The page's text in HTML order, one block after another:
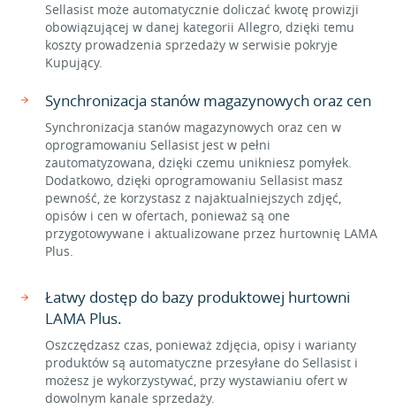
Sellasist może automatycznie doliczać kwotę prowizji
obowiązującej w danej kategorii Allegro, dzięki temu
koszty prowadzenia sprzedaży w serwisie pokryje
Kupujący.
Synchronizacja stanów magazynowych oraz cen
Synchronizacja stanów magazynowych oraz cen w
oprogramowaniu Sellasist jest w pełni
zautomatyzowana, dzięki czemu unikniesz pomyłek.
Dodatkowo, dzięki oprogramowaniu Sellasist masz
pewność, że korzystasz z najaktualniejszych zdjęć,
opisów i cen w ofertach, ponieważ są one
przygotowywane i aktualizowane przez hurtownię LAMA
Plus.
Łatwy dostęp do bazy produktowej hurtowni
LAMA Plus.
Oszczędzasz czas, ponieważ zdjęcia, opisy i warianty
produktów są automatyczne przesyłane do Sellasist i
możesz je wykorzystywać, przy wystawianiu ofert w
dowolnym kanale sprzedaży.